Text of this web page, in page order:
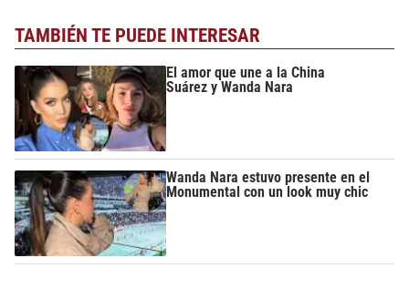
TAMBIÉN TE PUEDE INTERESAR
El amor que une a la China
Suárez y Wanda Nara
Wanda Nara estuvo presente en el
Monumental con un look muy chic